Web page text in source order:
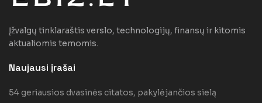
Įžvalgų tinklaraštis verslo, technologijų, finansų ir kitomis
aktualiomis temomis.
Naujausi įrašai
54 geriausios dvasinės citatos, pakylėjančios sielą